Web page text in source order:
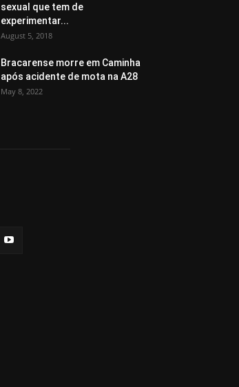
sexual que tem de
experimentar...
August 5, 2018
Bracarense morre em Caminha
após acidente de mota na A28
May 8, 2022